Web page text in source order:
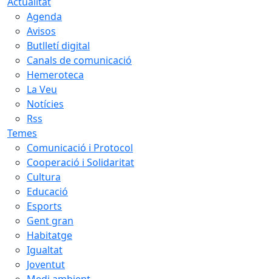
Agenda
Avisos
Butlletí digital
Canals de comunicació
Hemeroteca
La Veu
Notícies
Rss
Temes
Comunicació i Protocol
Cooperació i Solidaritat
Cultura
Educació
Esports
Gent gran
Habitatge
Igualtat
Joventut